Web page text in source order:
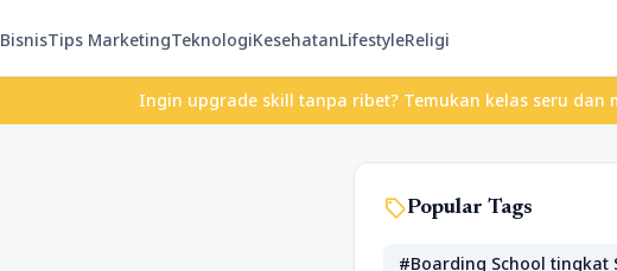
BisnisTips MarketingTeknologiKesehatanLifestyleReligi
Ingin upgrade skill tanpa ribet? Temukan kelas seru dan
sellPopular Tags
#Boarding School tingkat